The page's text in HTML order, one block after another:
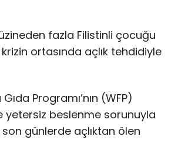
fazla Filistinli çocuğu
ortasında açlık tehdidiyle
Programı’nın (WFP)
yetersiz beslenme sorunuyla
son günlerde açlıktan ölen